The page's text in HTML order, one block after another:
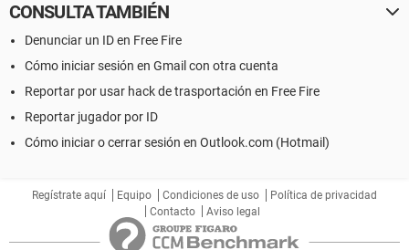
CONSULTA TAMBIÉN
Denunciar un ID en Free Fire
Cómo iniciar sesión en Gmail con otra cuenta
Reportar por usar hack de trasportación en Free Fire
Reportar jugador por ID
Cómo iniciar o cerrar sesión en Outlook.com (Hotmail)
Regístrate aquí Equipo Condiciones de uso
Política de privacidad
Contacto
Aviso legal